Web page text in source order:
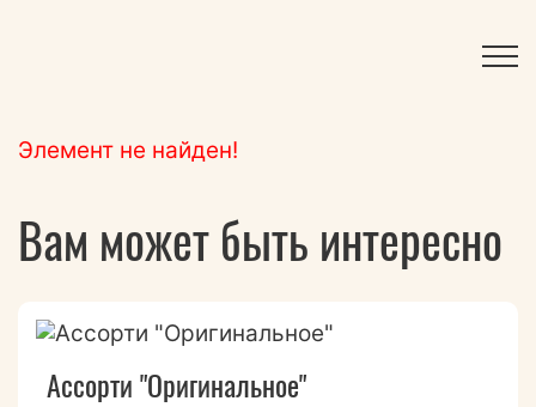
Элемент не найден!
Вам может быть интересно
Ассорти "Оригинальное"